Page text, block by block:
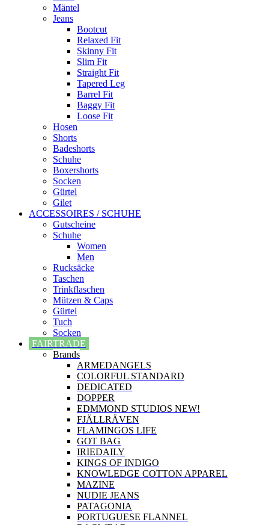
Mäntel
Jeans
Bootcut
Relaxed Fit
Skinny Fit
Slim Fit
Straight Fit
Tapered Leg
Barrel Fit
Baggy Fit
Loose Fit
Hosen
Shorts
Badeshorts
Schuhe
Boxershorts
Socken
Gürtel
Gilet
ACCESSOIRES / SCHUHE
Gutscheine
Schuhe
Women
Men
Rucksäcke
Taschen
Trinkflaschen
Mützen & Caps
Gürtel
Tuch
Socken
FAIRTRADE
Brands
ARMEDANGELS
COLORFUL STANDARD
DEDICATED
DOPPER
EDMMOND STUDIOS NEW!
FJÄLLRÄVEN
FLAMINGOS LIFE
GOT BAG
IRIEDAILY
KINGS OF INDIGO
KNOWLEDGE COTTON APPAREL
MAZINE
NUDIE JEANS
PATAGONIA
PORTUGUESE FLANNEL